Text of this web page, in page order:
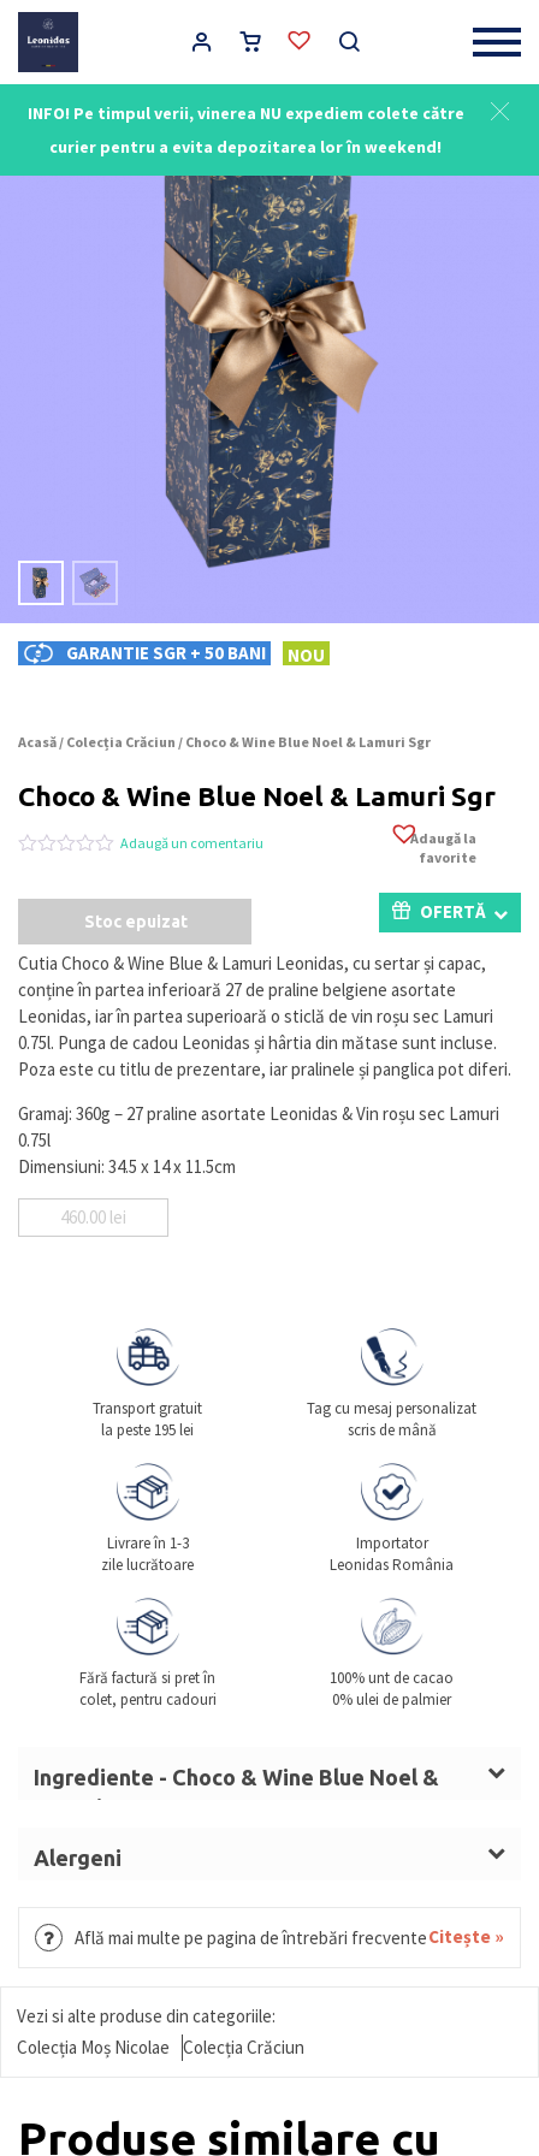
INFO! Pe timpul verii, vinerea NU expediem colete către
curier pentru a evita depozitarea lor în weekend!
Main Navigation
NOU
GARANTIE SGR + 50 BANI NOU
Acasă / Colecția Crăciun / Choco & Wine Blue Noel & Lamuri Sgr
Choco & Wine Blue Noel & Lamuri Sgr
5
pe
a
evaluări
la
clienți
Adaugă un comentariu
Adaugă la
favorite
Stoc epuizat OFERTĂ
Cutia Choco & Wine Blue & Lamuri Leonidas, cu sertar și capac,
conține în partea inferioară 27 de praline belgiene asortate
Leonidas, iar în partea superioară o sticlă de vin roșu sec Lamuri
0.75l. Punga de cadou Leonidas și hârtia din mătase sunt incluse.
Poza este cu titlu de prezentare, iar pralinele și panglica pot diferi.
Gramaj: 360g – 27 praline asortate Leonidas & Vin roșu sec Lamuri
0.75l
Dimensiuni: 34.5 x 14 x 11.5cm
460.00 lei
Transport gratuit
la peste 195 lei
Tag cu mesaj personalizat
scris de mână
Livrare în 1-3
zile lucrătoare
Importator
Leonidas România
Fără factură si pret în
colet, pentru cadouri
100% unt de cacao
0% ulei de palmier
Ingrediente - Choco & Wine Blue Noel &
Lamuri Sgr
Zahăr, masă de cacao, unt de
cacao,
(LAPTE),MIGDALE,UNTanhidru,LAPTEcondensat
invertit, alcool, umectant (sorbitol), arome,
dextroză,NUCI,sirop glucoză și fructoză,
OUĂ),orez expandat, căpșune, pudră de
Alergeni
MIGDALE, GRÂU, GLUTEN, OUĂ, MIGDALE, SOIA,
Află mai multe pe pagina de întrebări frecventeCitește »
Vezi si alte produse din categoriile:
Colecția Moș Nicolae
Colecția Crăciun
Produse similare cu